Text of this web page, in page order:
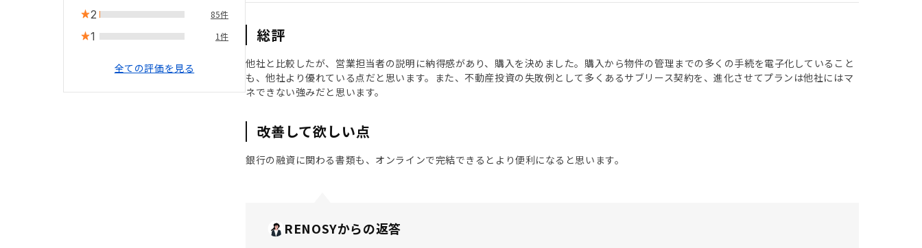
2 85件
1 1件
全ての評価を見る
総評
他社と比較したが、営業担当者の説明に納得感があり、購入を決めました。購入から物件の管理までの多くの手続を電子化していること
も、他社より優れている点だと思います。また、不動産投資の失敗例として多くあるサブリース契約を、進化させてプランは他社にはマ
ネできない強みだと思います。
改善して欲しい点
銀行の融資に関わる書類も、オンラインで完結できるとより便利になると思います。
RENOSYからの返答